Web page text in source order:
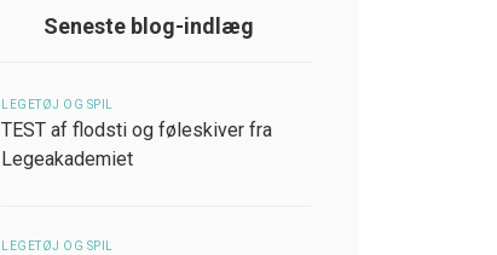
Seneste blog-indlæg
LEGETØJ OG SPIL
TEST af flodsti og føleskiver fra
Legeakademiet
LEGETØJ OG SPIL